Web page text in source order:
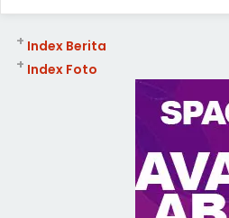
Index Berita
+
Index Foto
+